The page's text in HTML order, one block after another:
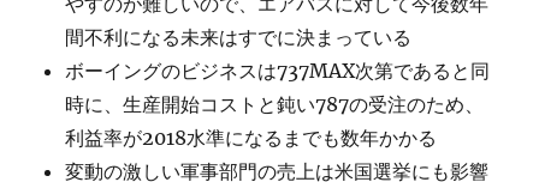
間不利になる未来はすでに決まっている
ボーイングのビジネスは737MAX次第であると同
時に、生産開始コストと鈍い787の受注のため、
利益率が2018水準になるまでも数年かかる
変動の激しい軍事部門の売上は米国選挙にも影響